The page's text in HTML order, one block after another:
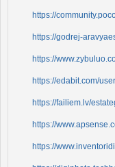
https://
https://godrej-
https://
https://edabit.com/
https://failiem.lv/
https://
https://